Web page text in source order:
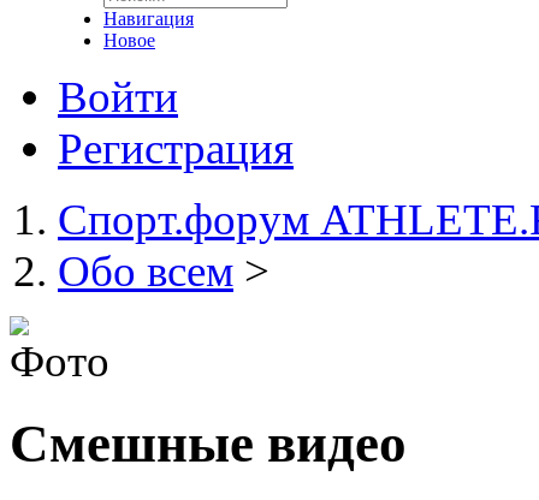
Навигация
Новое
Войти
Регистрация
Спорт.форум
Обо всем >
Смешные видео